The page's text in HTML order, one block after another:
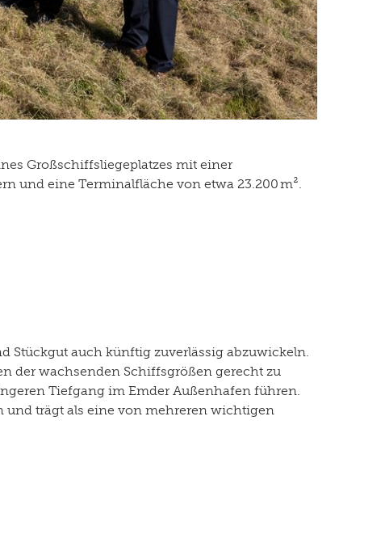
Großschiffsliegeplatzes mit einer
und eine Terminalfläche von etwa 23.200 m².
Stückgut auch künftig zuverlässig abzuwickeln.
der wachsenden Schiffsgrößen gerecht zu
Tiefgang im Emder Außenhafen führen.
und trägt als eine von mehreren wichtigen